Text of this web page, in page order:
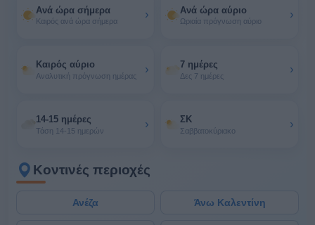
Ανά ώρα σήμερα
Καιρός ανά ώρα σήμερα › Ανά ώρα αύριο
Ωριαία πρόγνωση αύριο ›
Καιρός αύριο
Αναλυτική πρόγνωση ημέρας › 7 ημέρες
Δες 7 ημέρες ›
14-15 ημέρες
Τάση 14-15 ημερών › ΣΚ
Σαββατοκύριακο ›
Κοντινές περιοχές
Ανέζα Άνω Καλεντίνη